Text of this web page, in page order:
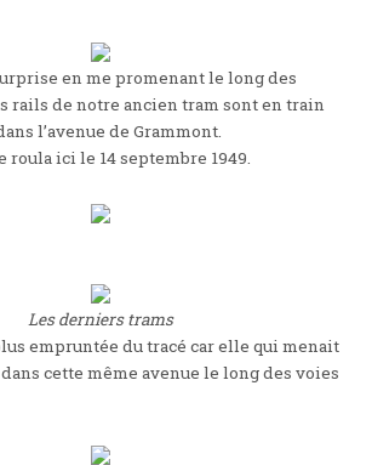
en me promenant le long des
rails de notre ancien tram sont en train
l’avenue de Grammont.
ici le 14 septembre 1949.
Les derniers trams
empruntée du tracé car elle qui menait
cette même avenue le long des voies